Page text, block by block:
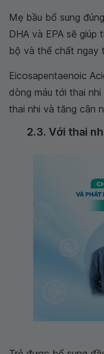
Mẹ bầu bổ sung
DHA và EPA sẽ
bộ và thể chất ngay
Eicosapentaenoic
dòng máu tới thai
thai nhi và tăng cân
2.3. Với thai